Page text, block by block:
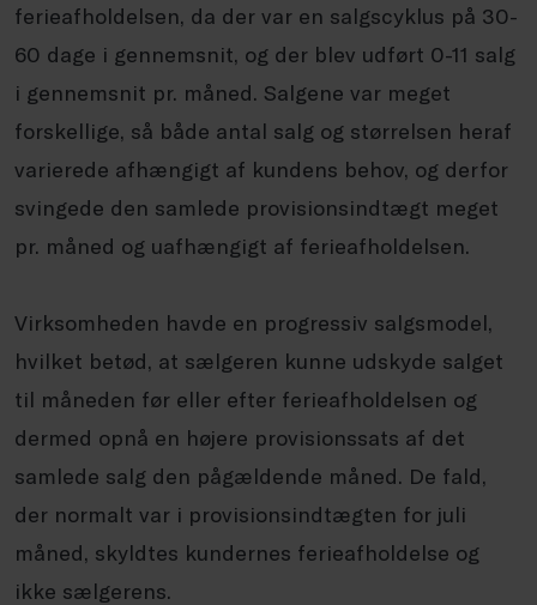
ferieafholdelsen, da der var en salgscyklus på 30-
60 dage i gennemsnit, og der blev udført 0-11 salg
i gennemsnit pr. måned. Salgene var meget
forskellige, så både antal salg og størrelsen heraf
varierede afhængigt af kundens behov, og derfor
svingede den samlede provisionsindtægt meget
pr. måned og uafhængigt af ferieafholdelsen.
Virksomheden havde en progressiv salgsmodel,
hvilket betød, at sælgeren kunne udskyde salget
til måneden før eller efter ferieafholdelsen og
dermed opnå en højere provisionssats af det
samlede salg den pågældende måned. De fald,
der normalt var i provisionsindtægten for juli
måned, skyldtes kundernes ferieafholdelse og
ikke sælgerens.